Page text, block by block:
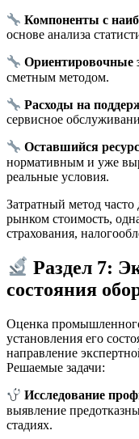
Компоненты с
основе анализа
Ориентировочные
сметным методом.
Расходы на
сервисное
Оставшийся ресурс
нормативным и уже
реальные условия.
Затратный метод
рынком стоимость,
страхования,
Раздел 7:
состояния
Оценка
установления его
направление
Решаемые задачи:
Исследование
выявление
стадиях.